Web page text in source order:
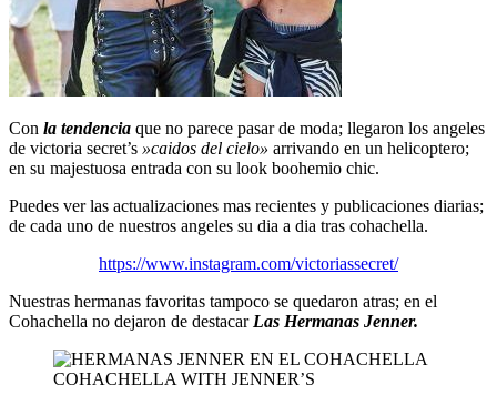
Con la tendencia que no parece pasar de moda; llegaron los angeles
de victoria secret’s »caidos del cielo» arrivando en un helicoptero;
en su majestuosa entrada con su look boohemio chic.
Puedes ver las actualizaciones mas recientes y publicaciones diarias;
de cada uno de nuestros angeles su dia a dia tras cohachella.
https://www.instagram.com/victoriassecret/
Nuestras hermanas favoritas tampoco se quedaron atras; en el
Cohachella no dejaron de destacar Las Hermanas Jenner.
COHACHELLA WITH JENNER’S